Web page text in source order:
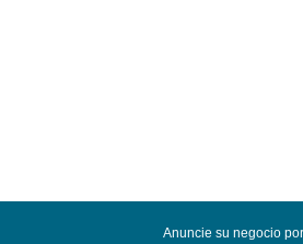
Anuncie su negocio